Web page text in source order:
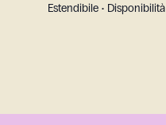
Estendibile • Disponibilità